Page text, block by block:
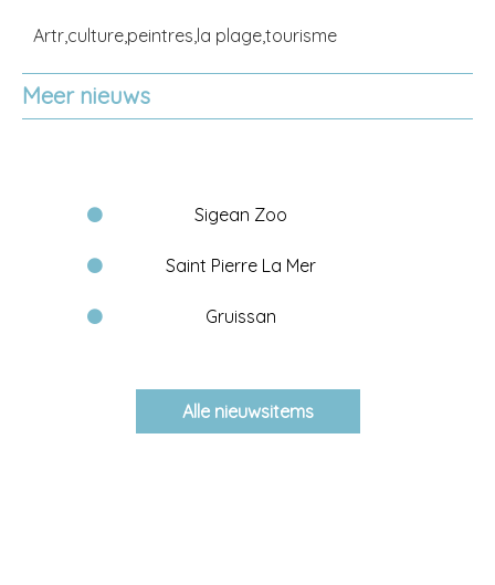
Artr,culture,peintres,la plage,tourisme
Meer nieuws
Sigean Zoo
Saint Pierre La Mer
Gruissan
Alle nieuwsitems